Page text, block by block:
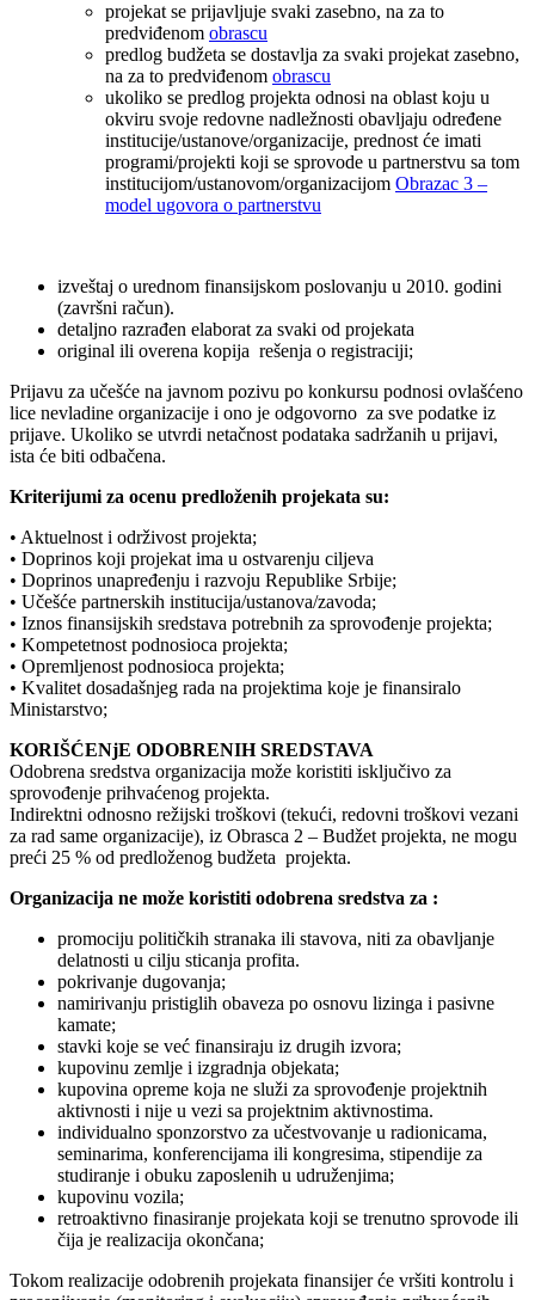
projekat se prijavljuje svaki zasebno, na za to
predviđenom obrascu
predlog budžeta se dostavlja za svaki projekat zasebno,
na za to predviđenom obrascu
ukoliko se predlog projekta odnosi na oblast koju u
okviru svoje redovne nadležnosti obavljaju određene
institucije/ustanove/organizacije, prednost će imati
programi/projekti koji se sprovode u partnerstvu sa tom
institucijom/ustanovom/organizacijom Obrazac 3 –
model ugovora o partnerstvu
izveštaj o urednom finansijskom poslovanju u 2010. godini
(završni račun).
detaljno razrađen elaborat za svaki od projekata
original ili overena kopija rešenja o registraciji;
Prijavu za učešće na javnom pozivu po konkursu podnosi ovlašćeno
lice nevladine organizacije i ono je odgovorno za sve podatke iz
prijave. Ukoliko se utvrdi netačnost podataka sadržanih u prijavi,
ista će biti odbačena.
Kriterijumi za ocenu predloženih projekata su:
• Aktuelnost i održivost projekta;
• Doprinos koji projekat ima u ostvarenju ciljeva
• Doprinos unapređenju i razvoju Republike Srbije;
• Učešće partnerskih institucija/ustanova/zavoda;
• Iznos finansijskih sredstava potrebnih za sprovođenje projekta;
• Kompetetnost podnosioca projekta;
• Opremljenost podnosioca projekta;
• Kvalitet dosadašnjeg rada na projektima koje je finansiralo
Ministarstvo;
KORIŠĆENjE ODOBRENIH SREDSTAVA
Odobrena sredstva organizacija može koristiti isključivo za
sprovođenje prihvaćenog projekta.
Indirektni odnosno režijski troškovi (tekući, redovni troškovi vezani
za rad same organizacije), iz Obrasca 2 – Budžet projekta, ne mogu
preći 25 % od predloženog budžeta projekta.
Organizacija ne može koristiti odobrena sredstva za :
promociju političkih stranaka ili stavova, niti za obavljanje
delatnosti u cilju sticanja profita.
pokrivanje dugovanja;
namirivanju pristiglih obaveza po osnovu lizinga i pasivne
kamate;
stavki koje se već finansiraju iz drugih izvora;
kupovinu zemlje i izgradnja objekata;
kupovina opreme koja ne služi za sprovođenje projektnih
aktivnosti i nije u vezi sa projektnim aktivnostima.
individualno sponzorstvo za učestvovanje u radionicama,
seminarima, konferencijama ili kongresima, stipendije za
studiranje i obuku zaposlenih u udruženjima;
kupovinu vozila;
retroaktivno finasiranje projekata koji se trenutno sprovode ili
čija je realizacija okončana;
Tokom realizacije odobrenih projekata finansijer će vršiti kontrolu i